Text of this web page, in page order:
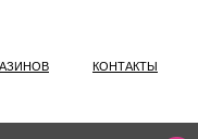
КОНТАКТЫ